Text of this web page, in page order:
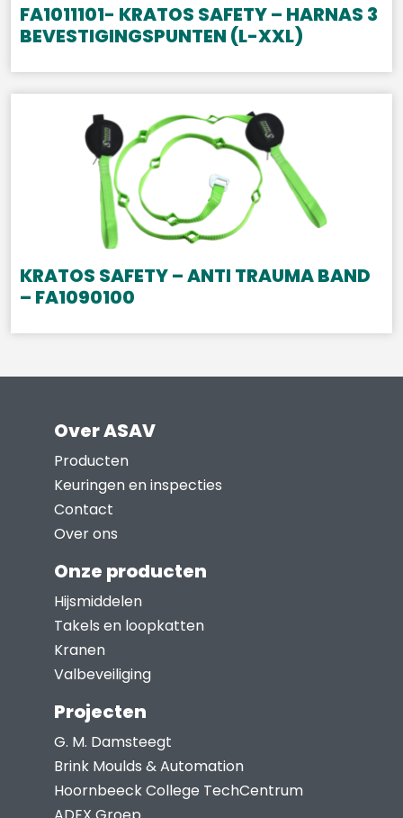
FA1011101- KRATOS SAFETY – HARNAS 3
BEVESTIGINGSPUNTEN (L-XXL)
KRATOS SAFETY – ANTI TRAUMA BAND
– FA1090100
Over ASAV
Producten
Keuringen en inspecties
Contact
Over ons
Onze producten
Hijsmiddelen
Takels en loopkatten
Kranen
Valbeveiliging
Projecten
G. M. Damsteegt
Brink Moulds & Automation
Hoornbeeck College TechCentrum